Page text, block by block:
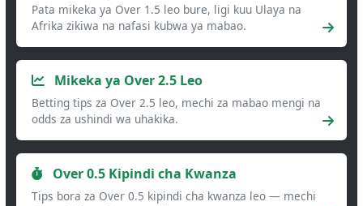
Pata mikeka ya Over 1.5 leo bure, ligi kuu Ulaya na
Afrika zikiwa na nafasi kubwa ya mabao.
Mikeka ya Over 2.5 Leo
Betting tips za Over 2.5 leo, mechi za mabao mengi na
odds za ushindi wa uhakika.
Over 0.5 Kipindi cha Kwanza
Tips bora za Over 0.5 kipindi cha kwanza leo — mechi